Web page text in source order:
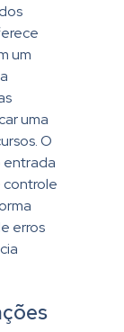
um
uma
O
entrada
controle
erros